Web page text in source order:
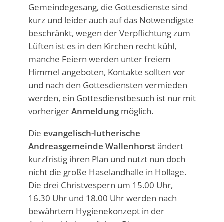
Gemeindegesang, die Gottesdienste sind
kurz und leider auch auf das Notwendigste
beschränkt, wegen der Verpflichtung zum
Lüften ist es in den Kirchen recht kühl,
manche Feiern werden unter freiem
Himmel angeboten, Kontakte sollten vor
und nach den Gottesdiensten vermieden
werden, ein Gottesdienstbesuch ist nur mit
vorherigerAnmeldungmöglich.
Die evangelisch-lutherische
Andreasgemeinde Wallenhorständert
kurzfristig ihren Plan und nutzt nun doch
nicht die große Haselandhalle in Hollage.
Die drei Christvespern um 15.00 Uhr,
16.30 Uhr und 18.00 Uhr werden nach
bewährtem Hygienekonzept in der